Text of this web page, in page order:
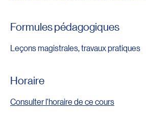
Formules pédagogiques
Leçons magistrales, travaux pratiques
Horaire
Consulter l'horaire de ce cours